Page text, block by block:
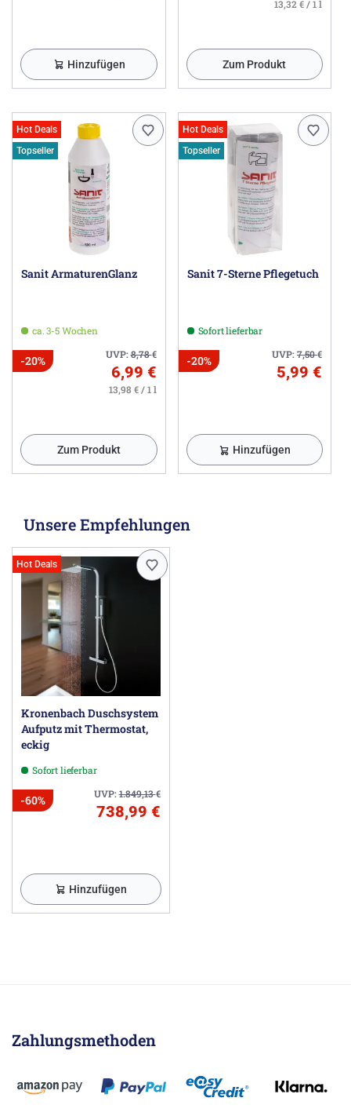
DE, info@hoesch.de
Hinzufügen
13,32 € / 1 l
Zum Produkt
Hot Deals
Topseller
Sanit ArmaturenGlanz
ca. 3-5 Wochen
UVP:8,78€
-20%
6,99 €
13,98 € / 1 l
Zum Produkt
Hot Deals
Topseller
Sanit 7-Sterne Pflegetuch
Sofort lieferbar
UVP:7,50€
-20%
5,99 €
Hinzufügen
Unsere Empfehlungen
Hot Deals
Kronenbach Duschsystem
Aufputz mit Thermostat,
eckig
Sofort lieferbar
UVP:1.849,13€
-60%
738,99 €
Hinzufügen
Zahlungsmethoden